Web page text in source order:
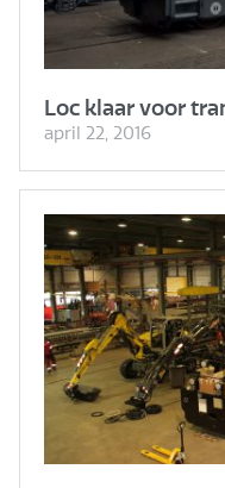
Loc klaar voor
april 22, 2016